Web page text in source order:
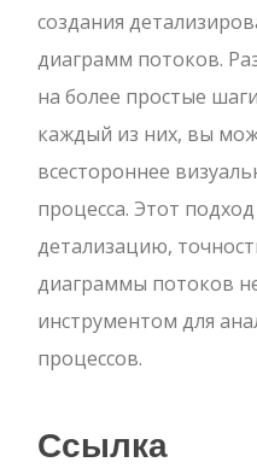
создания
диаграмм потоков.
на более простые
каждый из них, вы
всестороннее
процесса. Этот
детализацию,
диаграммы потоков
инструментом для
процессов.
Ссылка